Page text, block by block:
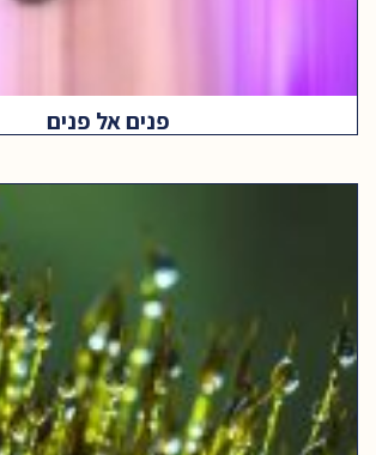
פנים אל פנים